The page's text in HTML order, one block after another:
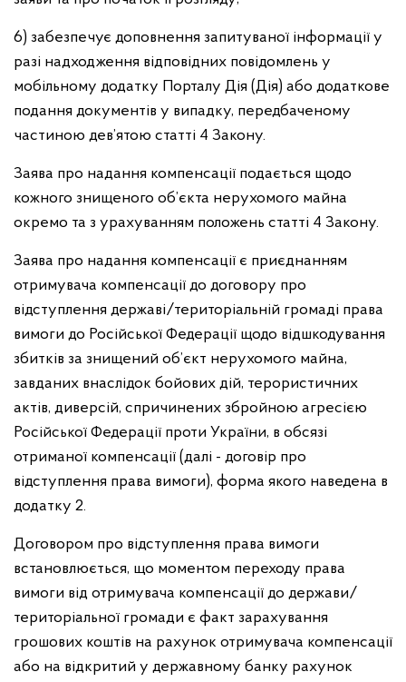
6) забезпечує доповнення запитуваної інформації у
разі надходження відповідних повідомлень у
мобільному додатку Порталу Дія (Дія) або додаткове
подання документів у випадку, передбаченому
частиною дев’ятою статті 4 Закону.
Заява про надання компенсації подається щодо
кожного знищеного об’єкта нерухомого майна
окремо та з урахуванням положень статті 4 Закону.
Заява про надання компенсації є приєднанням
отримувача компенсації до договору про
відступлення державі/територіальній громаді права
вимоги до Російської Федерації щодо відшкодування
збитків за знищений об’єкт нерухомого майна,
завданих внаслідок бойових дій, терористичних
актів, диверсій, спричинених збройною агресією
Російської Федерації проти України, в обсязі
отриманої компенсації (далі - договір про
відступлення права вимоги), форма якого наведена в
додатку 2.
Договором про відступлення права вимоги
встановлюється, що моментом переходу права
вимоги від отримувача компенсації до держави/
територіальної громади є факт зарахування
грошових коштів на рахунок отримувача компенсації
або на відкритий у державному банку рахунок